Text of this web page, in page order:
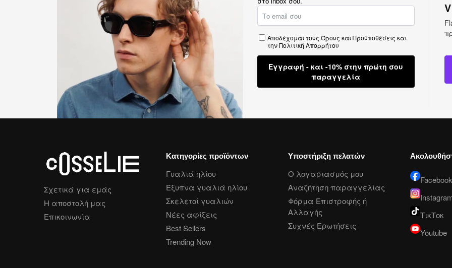
Αποδέχομαι τους Όρους και Προϋποθέσεις και
τηνΠολιτική Απορρήτου
Εγγραφή - και -10% στην πρώτη σου
παραγγελία
Σχετικά για εμάς
Η αποστολή μας
Επικοινωνία
Κατηγορίες προϊόντων
Γυαλιά ηλίου
Έξυπνα γυαλιά ηλίου
Σκελετοί γυαλιών
Νέες αφίξεις
Best Sellers
Trending Now
Υποστήριξη πελατών
Ο λογαριασμός μου
Αναζήτηση παραγγελίας
Φόρμα Επιστροφής ή
Αλλαγής
Συχνές Ερωτήσεις
Facebook
ΤικΤοκ
Youtube